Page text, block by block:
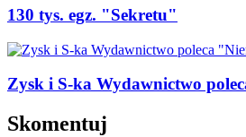
130 tys. egz. "Sekretu"
Zysk i S-ka Wydawnictwo
Skomentuj